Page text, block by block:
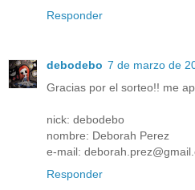
Responder
debodebo 7 de marzo de
Gracias por el sorteo!! me
nick: debodebo
nombre: Deborah Perez
e-mail:
Responder